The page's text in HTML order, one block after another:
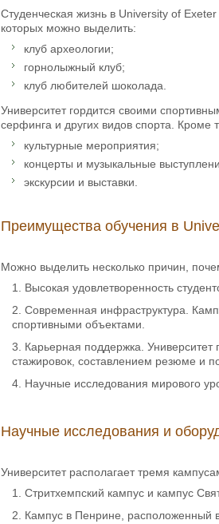
Студенческая жизнь в University of
которых можно выделить:
клуб археологии;
горнолыжный клуб;
клуб любителей шоколада.
Университет гордится своими
серфинга и других видов спорта. Кроме
культурные мероприятия;
концерты и музыкальные
экскурсии и выставки.
Преимущества обучения в
Можно выделить несколько причин,
Высокая удовлетворенность
Современная инфраструктура.
спортивными объектами.
Карьерная поддержка. Университет
стажировок, составлением резюме и
Научные исследования мирового
Научные исследования и
Университет располагает тремя
Стритхемпский кампус и кампус
Кампус в Пенрине, расположенный